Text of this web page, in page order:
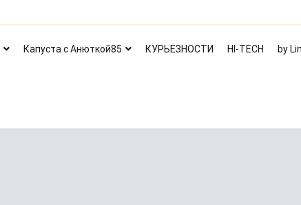
Капуста с Анюткой85 КУРЬЕЗНОСТИ HI-TECH by